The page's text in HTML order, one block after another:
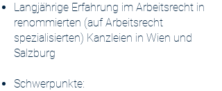
Langjährige Erfahrung im Arbeitsrecht in
renommierten (auf Arbeitsrecht
spezialisierten) Kanzleien in Wien und
Salzburg
Schwerpunkte: